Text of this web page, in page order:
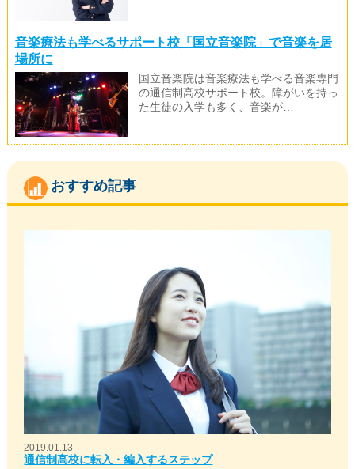
音楽療法も学べるサポート校「国立音楽院」で音楽を居
場所に
国立音楽院は音楽療法も学べる音楽専門
の通信制高校サポート校。障がいを持っ
た生徒の入学も多く、音楽が…
おすすめ記事
2019.01.13
通信制高校に転入・編入するステップ